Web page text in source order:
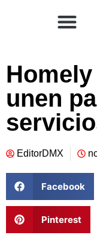
unen
EditorDMX
Facebook
Pinterest